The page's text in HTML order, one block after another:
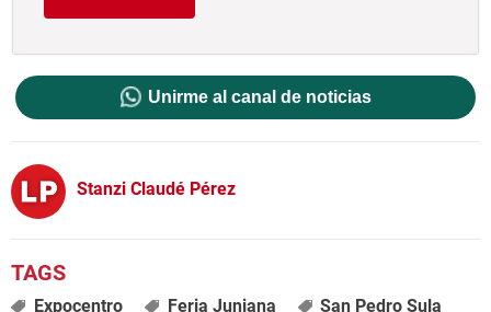
Unirme al canal de noticias
Stanzi Claudé Pérez
Expocentro Feria Juniana San Pedro Sula